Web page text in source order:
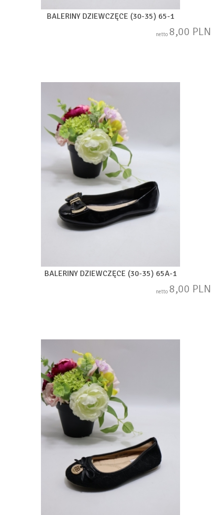
BALERINY DZIEWCZĘCE (30-35) 65-1
netto 8,00 PLN
BALERINY DZIEWCZĘCE (30-35) 65A-1
netto 8,00 PLN